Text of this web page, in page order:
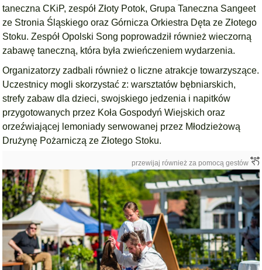
taneczna CKiP, zespół Złoty Potok, Grupa Taneczna Sangeet
ze Stronia Śląskiego oraz Górnicza Orkiestra Dęta ze Złotego
Stoku. Zespół Opolski Song poprowadził również wieczorną
zabawę taneczną, która była zwieńczeniem wydarzenia.
Organizatorzy zadbali również o liczne atrakcje towarzyszące.
Uczestnicy mogli skorzystać z: warsztatów bębniarskich,
strefy zabaw dla dzieci, swojskiego jedzenia i napitków
przygotowanych przez Koła Gospodyń Wiejskich oraz
orzeźwiającej lemoniady serwowanej przez Młodzieżową
Drużynę Pożarniczą ze Złotego Stoku.
przewijaj również za pomocą gestów